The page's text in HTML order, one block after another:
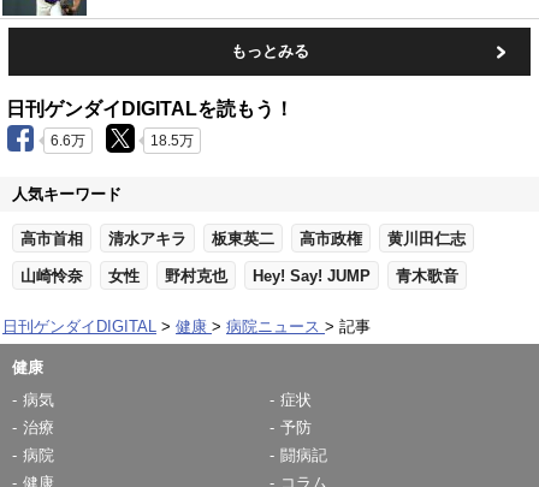
もっとみる
日刊ゲンダイDIGITALを読もう！
6.6万 18.5万
人気キーワード
高市首相 清水アキラ 板東英二 高市政権 黄川田仁志
山崎怜奈 女性 野村克也 Hey! Say! JUMP 青木歌音
日刊ゲンダイDIGITAL 健康 病院ニュース 記事
健康
病気
症状
治療
予防
病院
闘病記
健康
コラム